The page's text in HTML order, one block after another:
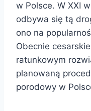
w Polsce. W XXI
odbywa się tą
ono na
Obecnie
ratunkowym
planowaną
porodowy w